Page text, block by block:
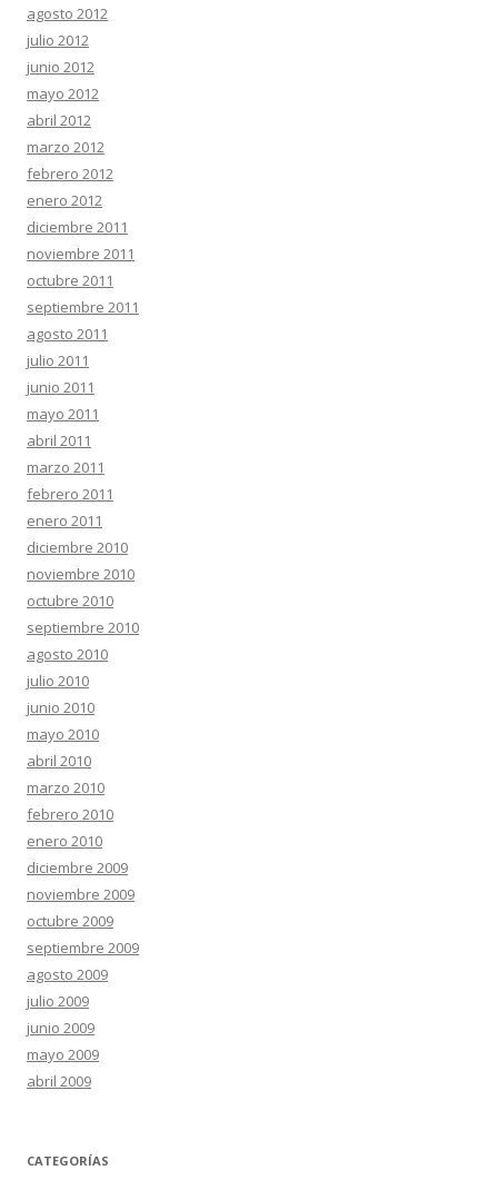
agosto 2012
julio 2012
junio 2012
mayo 2012
abril 2012
marzo 2012
febrero 2012
enero 2012
diciembre 2011
noviembre 2011
octubre 2011
septiembre 2011
agosto 2011
julio 2011
junio 2011
mayo 2011
abril 2011
marzo 2011
febrero 2011
enero 2011
diciembre 2010
noviembre 2010
octubre 2010
septiembre 2010
agosto 2010
julio 2010
junio 2010
mayo 2010
abril 2010
marzo 2010
febrero 2010
enero 2010
diciembre 2009
noviembre 2009
octubre 2009
septiembre 2009
agosto 2009
julio 2009
junio 2009
mayo 2009
abril 2009
CATEGORÍAS